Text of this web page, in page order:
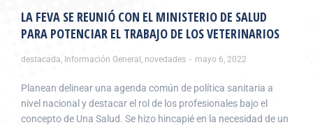
LA FEVA SE REUNIÓ CON EL MINISTERIO DE SALUD
PARA POTENCIAR EL TRABAJO DE LOS VETERINARIOS
destacada, Información General , novedades mayo 6, 2022
Planean delinear una agenda común de política sanitaria a
nivel nacional y destacar el rol de los profesionales bajo el
concepto de Una Salud. Se hizo hincapié en la necesidad de un